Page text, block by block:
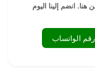
انضم إلينا اليوم
رقم الواتساب